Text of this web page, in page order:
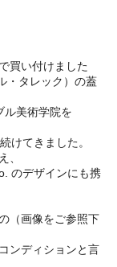
買い付けました
・タレック）の蓋
ル美術学院を
けてきました。
、
のデザインにも携
（画像をご参照下
ンディションと言